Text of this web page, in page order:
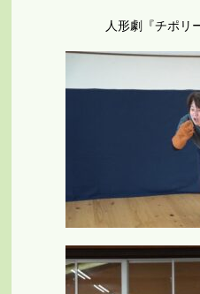
人形劇『チポリ